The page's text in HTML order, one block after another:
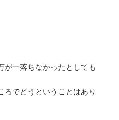
が一落ちなかったとしても
でどうということはあり